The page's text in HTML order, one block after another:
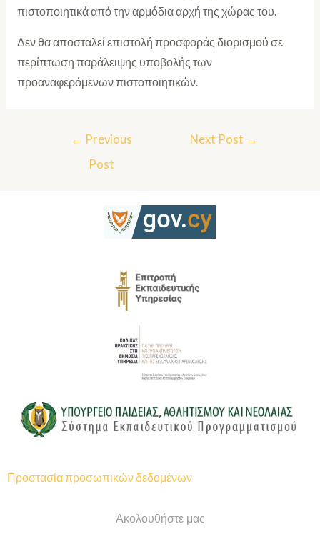
πιστοποιητικά από την αρμόδια αρχή της χώρας του.
Δεν θα αποσταλεί επιστολή προσφοράς διορισμού σε
περίπτωση παράλειψης υποβολής των
προαναφερόμενων πιστοποιητικών.
← Previous
Post
Next Post →
Προστασία προσωπικών δεδομένων
Ακολουθήστε μας